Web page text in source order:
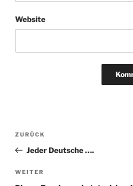
Website
Beitragsnavigation
Vorheriger
Beitrag
ZURÜCK
Jeder Deutsche ….
Nächster
WEITER